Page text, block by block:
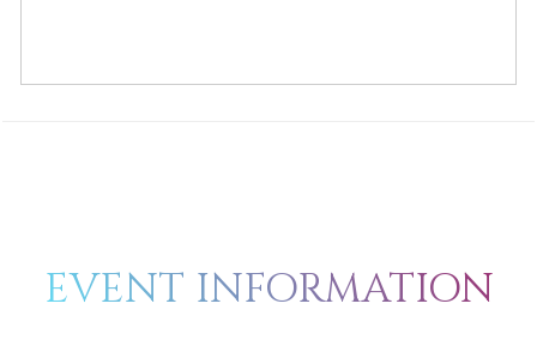
EVENT INFORMATION